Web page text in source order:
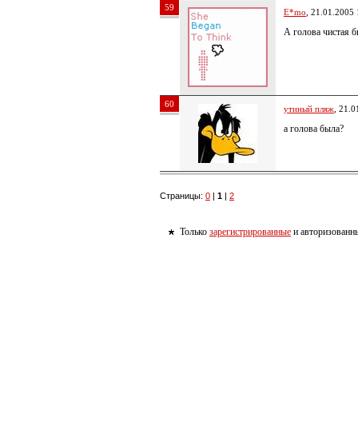
59 E*mo , 21.01.2005
А голова чистая
60 утиный пляж ,
а голова была?
Страницы: 0 | 1 | 2
Только зарегистрированные и